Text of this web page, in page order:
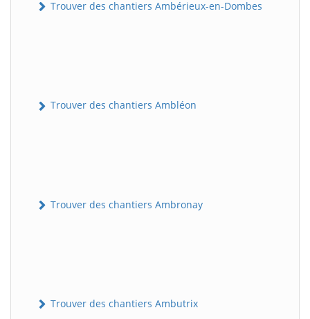
Trouver des chantiers Ambérieux-en-Dombes
Trouver des chantiers Ambléon
Trouver des chantiers Ambronay
Trouver des chantiers Ambutrix